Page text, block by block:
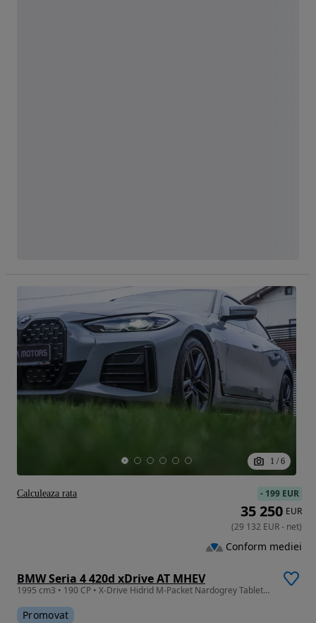
1 / 6
BMW Seria 4 420d xDrive AT MHEV
1995 cm3 • 190 CP • X-Drive Hidrid M-Packet Nardogrey Tableta Camera
Promovat
- 199 EUR
35 250 EUR
(29 132 EUR- net)
Conform mediei
Calculeaza rata